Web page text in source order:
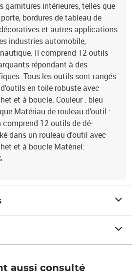
garnitures intérieures, telles que
bordures de tableau de
et autres applications
industries automobile,
Il comprend 12 outils
répondant à des
Tous les outils sont rangés
en toile robuste avec
et à boucle. Couleur : bleu
Matériau de rouleau d'outil :
comprend 12 outils de dé-
dans un rouleau d'outil avec
et à boucle Matériel:
aussi consulté